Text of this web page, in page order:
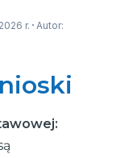
r.
Autor: